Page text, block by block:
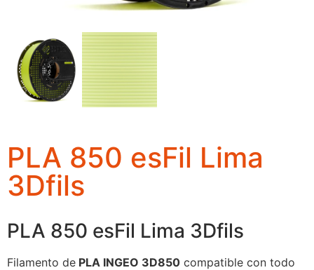
PLA 850 esFil Lima
3Dfils
PLA 850 esFil Lima 3Dfils
Filamento de PLA INGEO 3D850 compatible con todo